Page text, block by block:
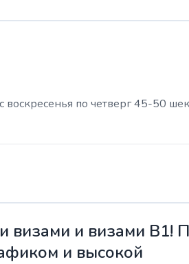
по четверг 45-50
визами и визами B1!
и высокой